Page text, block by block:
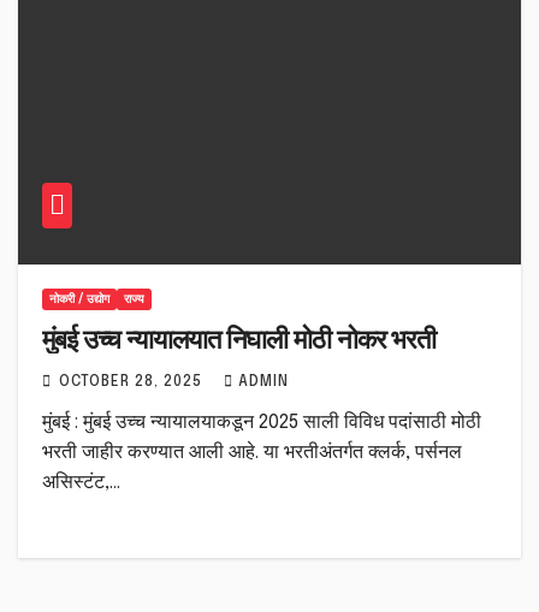
नोकरी / उद्योग राज्य
मुंबई उच्च न्यायालयात निघाली मोठी नोकर भरती
OCTOBER 28, 2025 ADMIN
मुंबई : मुंबई उच्च न्यायालयाकडून 2025 साली विविध पदांसाठी मोठी
भरती जाहीर करण्यात आली आहे. या भरतीअंतर्गत क्लर्क, पर्सनल
असिस्टंट,…